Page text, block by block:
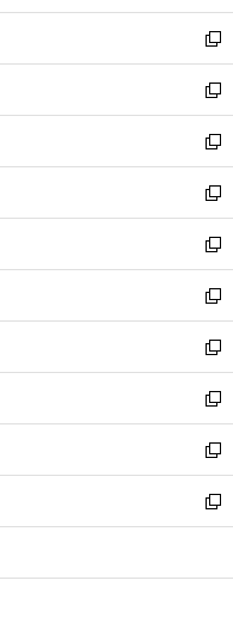
開
く
ウ
で
開
く
ン
ド
ウ
で
開
く
ウ
ィ
ン
ド
ウ
で
開
く
新
し
い
ウ
ィ
ン
ド
ウ
で
開
く
新
し
い
ウ
ィ
ン
ド
ウ
で
開
く
新
し
い
ウ
ィ
ン
ド
ウ
で
開
く
新
し
い
ウ
ィ
ン
ド
ウ
で
開
く
新
し
い
ウ
ィ
ン
ド
ウ
で
開
く
新
し
い
ウ
ィ
ン
ド
ウ
で
開
新
し
い
ウ
ィ
ン
ド
ウ
開
新
し
い
ウ
ィ
ン
ウ
新
し
い
ウ
ン
新
し
ウ